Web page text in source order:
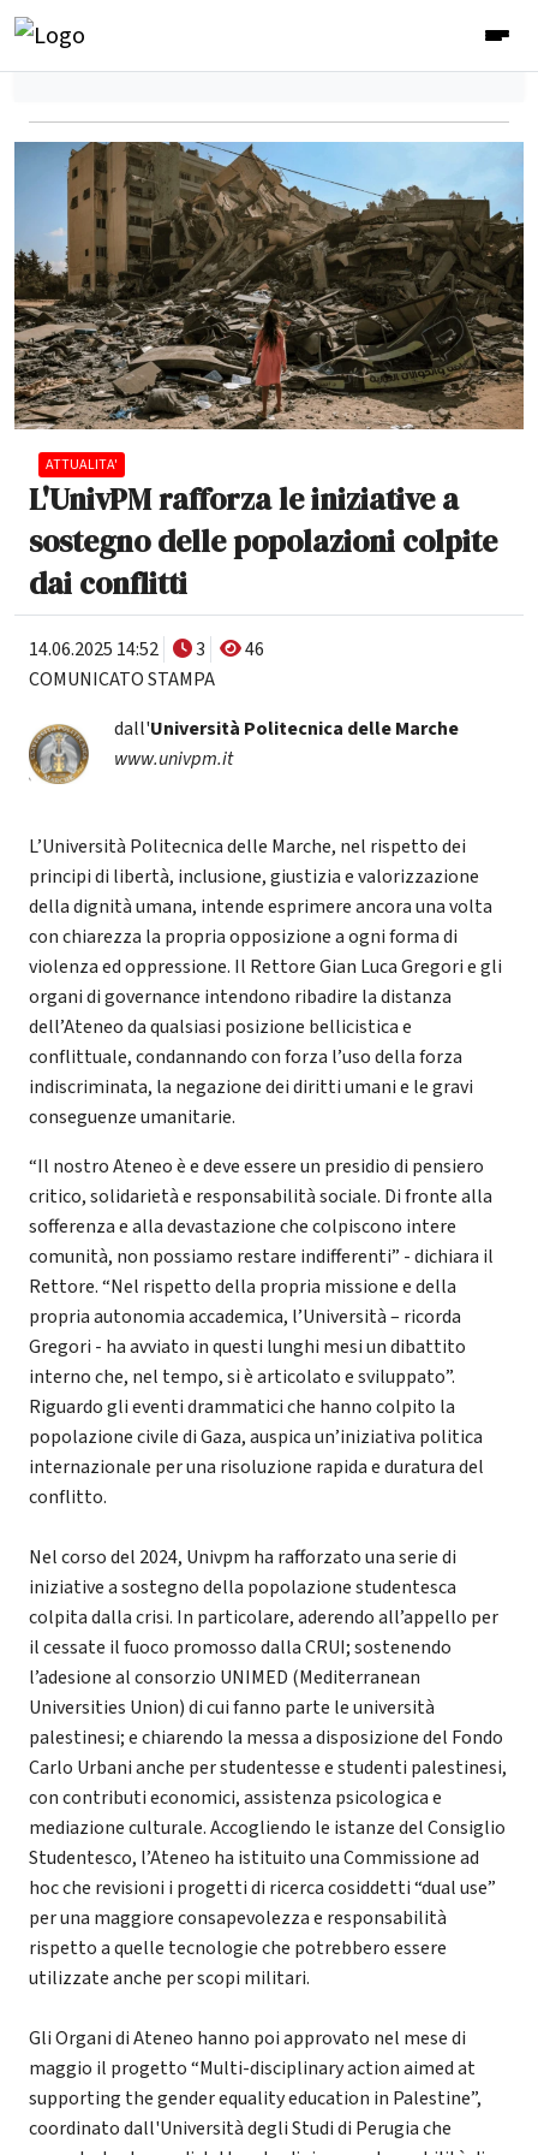
ATTUALITA'
L'UnivPM rafforza le iniziative a
sostegno delle popolazioni colpite
dai conflitti
14.06.2025 14:52 3
46
COMUNICATO STAMPA
dall'Università Politecnica delle Marche
www.univpm.it
L’Università Politecnica delle Marche, nel rispetto dei
principi di libertà, inclusione, giustizia e valorizzazione
della dignità umana, intende esprimere ancora una volta
con chiarezza la propria opposizione a ogni forma di
violenza ed oppressione. Il Rettore Gian Luca Gregori e gli
organi di governance intendono ribadire la distanza
dell’Ateneo da qualsiasi posizione bellicistica e
conflittuale, condannando con forza l’uso della forza
indiscriminata, la negazione dei diritti umani e le gravi
conseguenze umanitarie.
“Il nostro Ateneo è e deve essere un presidio di pensiero
critico, solidarietà e responsabilità sociale. Di fronte alla
sofferenza e alla devastazione che colpiscono intere
comunità, non possiamo restare indifferenti” - dichiara il
Rettore. “Nel rispetto della propria missione e della
propria autonomia accademica, l’Università – ricorda
Gregori - ha avviato in questi lunghi mesi un dibattito
interno che, nel tempo, si è articolato e sviluppato”.
Riguardo gli eventi drammatici che hanno colpito la
popolazione civile di Gaza, auspica un’iniziativa politica
internazionale per una risoluzione rapida e duratura del
conflitto.
Nel corso del 2024, Univpm ha rafforzato una serie di
iniziative a sostegno della popolazione studentesca
colpita dalla crisi. In particolare, aderendo all’appello per
il cessate il fuoco promosso dalla CRUI; sostenendo
l’adesione al consorzio UNIMED (Mediterranean
Universities Union) di cui fanno parte le università
palestinesi; e chiarendo la messa a disposizione del Fondo
Carlo Urbani anche per studentesse e studenti palestinesi,
con contributi economici, assistenza psicologica e
mediazione culturale. Accogliendo le istanze del Consiglio
Studentesco, l’Ateneo ha istituito una Commissione ad
hoc che revisioni i progetti di ricerca cosiddetti “dual use”
per una maggiore consapevolezza e responsabilità
rispetto a quelle tecnologie che potrebbero essere
utilizzate anche per scopi militari.
Gli Organi di Ateneo hanno poi approvato nel mese di
maggio il progetto “Multi-disciplinary action aimed at
supporting the gender equality education in Palestine”,
coordinato dall'Università degli Studi di Perugia che